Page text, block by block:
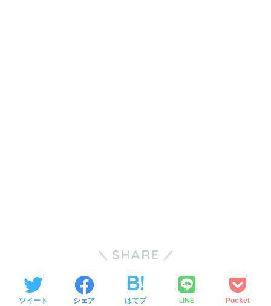
SHARE
ツイート シェア はてブ LINE Pocket